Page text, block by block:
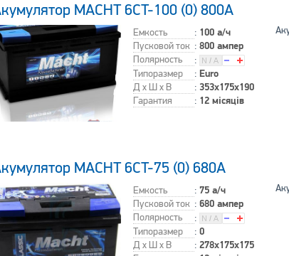
MACHT 6CT-100 (0) 800A
Емкость : 100 а/ч
Пусковой ток :800 ампер
Полярность
:
Типоразмер
:Euro
Д x Ш x В : 353x175x190
Гарантия : 12 місяців
MACHT 6CT-75 (0) 680A
Емкость :75 а/ч
Пусковой ток :680 ампер
Полярность
:
Типоразмер
:0
Д x Ш x В :278x175x175